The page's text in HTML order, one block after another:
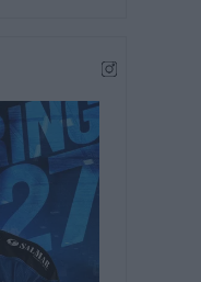
siste